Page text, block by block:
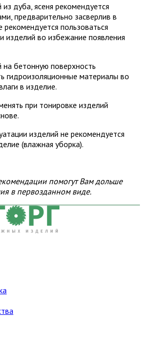
дуба, ясеня рекомендуется
предварительно засверлив в
рекомендуется пользоваться
изделий во избежание появления
на бетонную поверхность
гидроизоляционные материалы во
в изделие.
при тонировке изделий
изделий не рекомендуется
(влажная уборка).
помогут Вам дольше
в первозданном виде.